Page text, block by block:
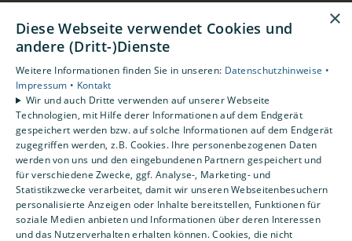
Gewerbekunden
Karriere
Unternehmen
Kontakt
Standorte
Duisburg
Essen
×
Diese Webseite verwendet Cookies und
andere (Dritt-)Dienste
Weitere Informationen finden Sie in unseren: Datenschutzhinweise •
Impressum • Kontakt
Wir und auch Dritte verwenden auf unserer Webseite
Technologien, mit Hilfe derer Informationen auf dem Endgerät
gespeichert werden bzw. auf solche Informationen auf dem Endgerät
zugegriffen werden, z.B. Cookies. Ihre personenbezogenen Daten
werden von uns und den eingebundenen Partnern gespeichert und
für verschiedene Zwecke, ggf. Analyse-, Marketing- und
Statistikzwecke verarbeitet, damit wir unseren Webseitenbesuchern
personalisierte Anzeigen oder Inhalte bereitstellen, Funktionen für
soziale Medien anbieten und Informationen über deren Interessen
und das Nutzerverhalten erhalten können. Cookies, die nicht